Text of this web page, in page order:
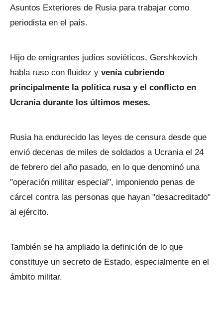
Asuntos Exteriores de Rusia para trabajar como
periodista en el país.
Hijo de emigrantes judíos soviéticos, Gershkovich
habla ruso con fluidez y venía cubriendo
principalmente la política rusa y el conflicto en
Ucrania durante los últimos meses.
Rusia ha endurecido las leyes de censura desde que
envió decenas de miles de soldados a Ucrania el 24
de febrero del año pasado, en lo que denominó una
"operación militar especial", imponiendo penas de
cárcel contra las personas que hayan "desacreditado"
al ejército.
También se ha ampliado la definición de lo que
constituye un secreto de Estado, especialmente en el
ámbito militar.